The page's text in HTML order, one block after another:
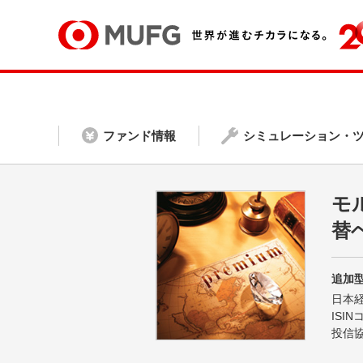
ファンド情報 シミュレーション・
モ
替
追加
日本
ISIN
投信